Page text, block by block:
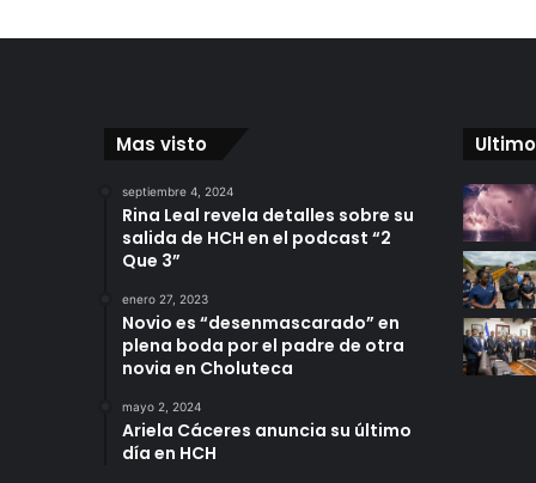
Mas visto
septiembre 4, 2024
Rina Leal revela detalles sobre su
salida de HCH en el podcast “2
Que 3”
enero 27, 2023
Novio es “desenmascarado” en
plena boda por el padre de otra
novia en Choluteca
mayo 2, 2024
Ariela Cáceres anuncia su último
día en HCH
Ultimo